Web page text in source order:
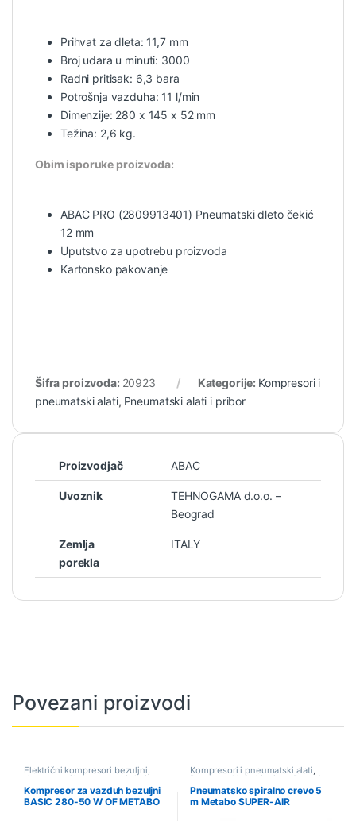
Prihvat za dleta: 11,7 mm
Broj udara u minuti: 3000
Radni pritisak: 6,3 bara
Potrošnja vazduha: 11 l/min
Dimenzije: 280 x 145 x 52 mm
Težina: 2,6 kg.
Obim isporuke proizvoda:
ABAC PRO (2809913401) Pneumatski dleto čekić
12 mm
Uputstvo za upotrebu proizvoda
Kartonsko pakovanje
Šifra proizvoda: 20923 Kategorije: Kompresori i
pneumatski alati, Pneumatski alati i pribor
Proizvodjač ABAC
Uvoznik
TEHNOGAMA d.o.o. –
Beograd
Zemlja
porekla
ITALY
Povezani proizvodi
Električni kompresori bezuljni,
Kompresori i pneumatski alati
Ponuda
Kompresor za vazduh bezuljni
BASIC 280-50 W OF METABO
Kompresori i pneumatski alati,
Pneumatski alati i pribor
Pneumatsko spiralno crevo 5
m Metabo SUPER-AIR